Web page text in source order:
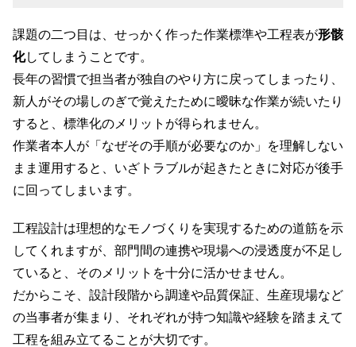
課題の二つ目は、せっかく作った作業標準や工程表が形骸
化してしまうことです。
長年の習慣で担当者が独自のやり方に戻ってしまったり、
新人がその場しのぎで覚えたために曖昧な作業が続いたり
すると、標準化のメリットが得られません。
作業者本人が「なぜその手順が必要なのか」を理解しない
まま運用すると、いざトラブルが起きたときに対応が後手
に回ってしまいます。
工程設計は理想的なモノづくりを実現するための道筋を示
してくれますが、部門間の連携や現場への浸透度が不足し
ていると、そのメリットを十分に活かせません。
だからこそ、設計段階から調達や品質保証、生産現場など
の当事者が集まり、それぞれが持つ知識や経験を踏まえて
工程を組み立てることが大切です。